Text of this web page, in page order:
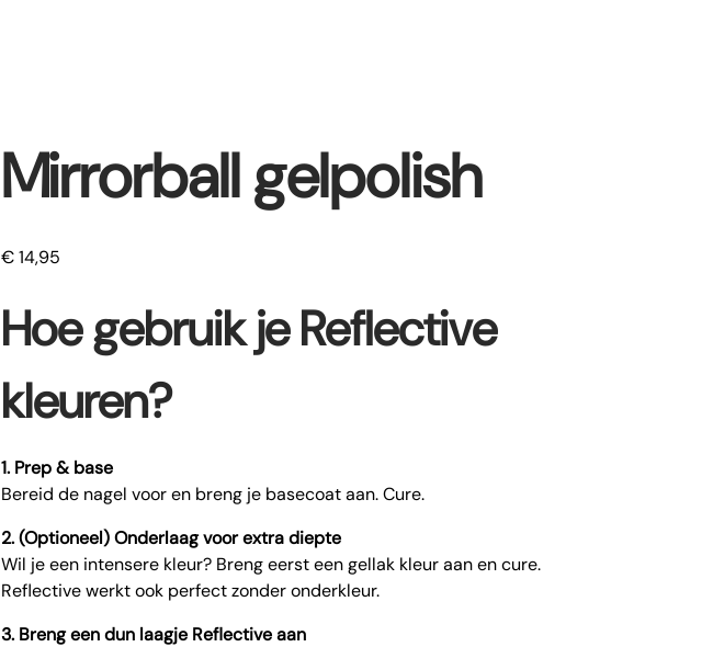
Mirrorball gelpolish
€14,95
Hoe gebruik je Reflective
kleuren?
1. Prep & base
Bereid de nagel voor en breng je basecoat aan. Cure.
2. (Optioneel) Onderlaag voor extra diepte
Wil je een intensere kleur? Breng eerst een gellak kleur aan en cure.
Reflective werkt ook perfect zonder onderkleur.
3. Breng een dun laagje Reflective aan